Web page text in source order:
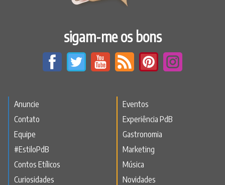
sigam-me os bons
Anuncie
Contato
Equipe
#EstiloPdB
Contos Etílicos
Curiosidades
Eventos
Experiência PdB
Gastronomia
Marketing
Música
Novidades